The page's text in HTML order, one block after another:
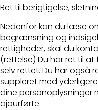
Ret til berigtigelse,
Nedenfor kan du læse
begrænsning og
rettigheder, skal du
(rettelse) Du har ret til
selv rettet. Du har også
suppleret med
dine
ajourførte.